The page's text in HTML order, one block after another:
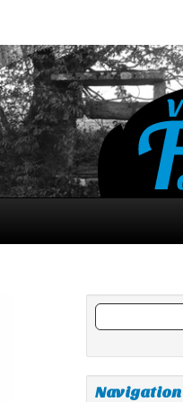
Navigation